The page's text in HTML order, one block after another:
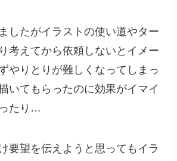
したがイラストの使い道やター
考えてから依頼しないとイメー
やりとりが難しくなってしまっ
いてもらったのに効果がイマイ
たり…
要望を伝えようと思ってもイラ